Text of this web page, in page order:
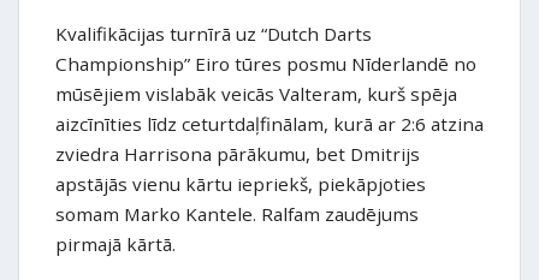
Kvalifikācijas turnīrā uz “Dutch Darts
Championship” Eiro tūres posmu Nīderlandē no
mūsējiem vislabāk veicās Valteram, kurš spēja
aizcīnīties līdz ceturtdaļfinālam, kurā ar 2:6 atzina
zviedra Harrisona pārākumu, bet Dmitrijs
apstājās vienu kārtu iepriekš, piekāpjoties
somam Marko Kantele. Ralfam zaudējums
pirmajā kārtā.